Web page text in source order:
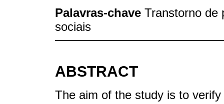
Palavras-chave Transtorno de
sociais
ABSTRACT
The aim of the study is to